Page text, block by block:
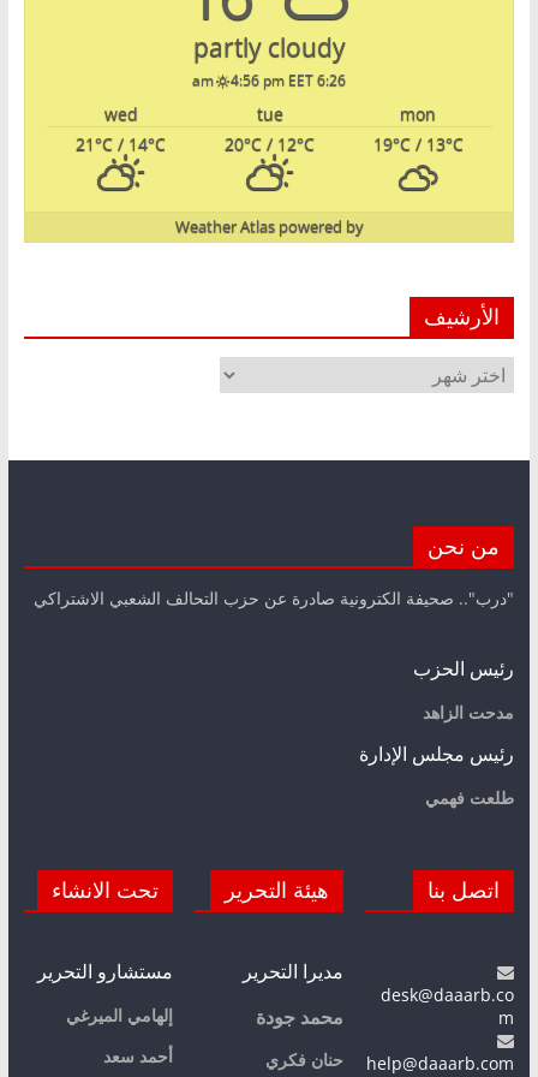
partly cloudy
6:26 am
4:56 pm EET
mon
tue
wed
19°C/ 13°C
20°C / 12°C
21°C / 14°C
powered by
Weather Atlas
الأرشيف
الأرشيف
من نحن
"درب".. صحيفة الكترونية صادرة عن حزب التحالف الشعبي الاشتراكي
رئيس الحزب
مدحت الزاهد
رئيس مجلس الإدارة
طلعت فهمي
اتصل بنا
desk@daaarb.co
m
help@daaarb.com
هيئة التحرير
مديرا التحرير
محمد جودة
حنان فكري
تحت الانشاء
مستشارو التحرير
إلهامي الميرغي
أحمد سعد